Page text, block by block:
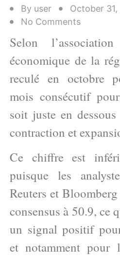
By user
October 31,
No Comments
Selon
économique de la
reculé en octobre
mois consécutif
soit juste en
contraction et
Ce chiffre est
puisque les
Reuters et
consensus à 50.9, ce
un signal positif
et notamment pour